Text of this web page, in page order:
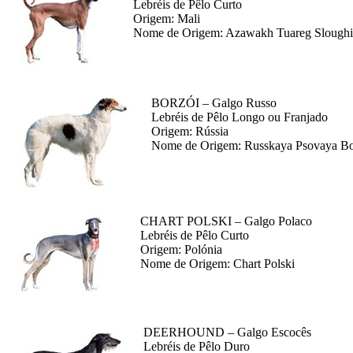
Lebréis de Pêlo Curto
Origem: Mali
Nome de Origem: Azawakh Tuareg Sloughi
BORZÓI – Galgo Russo
Lebréis de Pêlo Longo ou Franjado
Origem: Rússia
Nome de Origem: Russkaya Psovaya
CHART POLSKI – Galgo Polaco
Lebréis de Pêlo Curto
Origem: Polónia
Nome de Origem: Chart Polski
DEERHOUND – Galgo Escocês
Lebréis de Pêlo Duro